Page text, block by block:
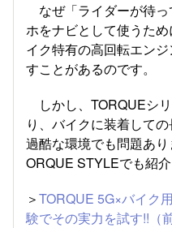
なぜ「ライダーが待
ホをナビとして使うた
イク特有の高回転エン
すことがあるのです。
しかし、TORQUEシ
り、バイクに装着して
過酷な環境でも問題あ
ORQUE STYLEでも紹介
＞TORQUE 5G×バイク
験でその実力を試す!!（前